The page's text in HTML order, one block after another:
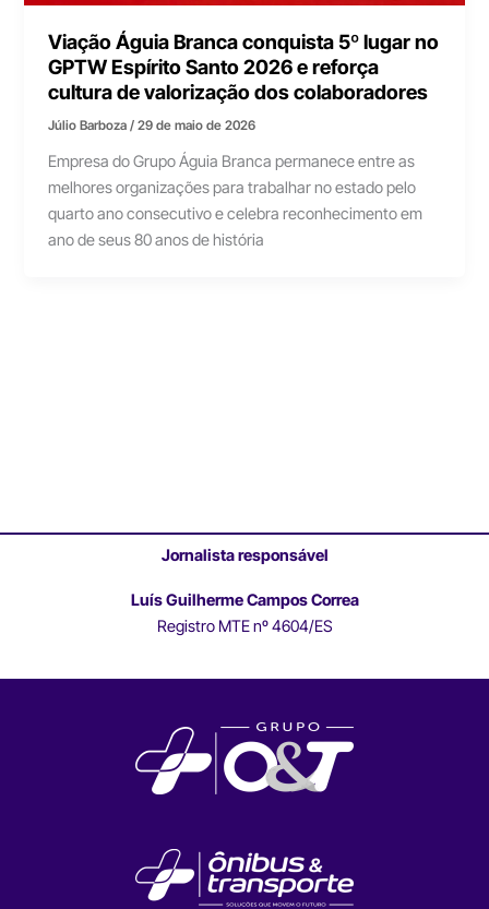
Viação Águia Branca conquista 5º lugar no
GPTW Espírito Santo 2026 e reforça
cultura de valorização dos colaboradores
Júlio Barboza/29 de maio de 2026
Empresa do Grupo Águia Branca permanece entre as
melhores organizações para trabalhar no estado pelo
quarto ano consecutivo e celebra reconhecimento em
ano de seus 80 anos de história
Jornalista responsável
Luís Guilherme Campos Correa
Registro MTE nº 4604/ES